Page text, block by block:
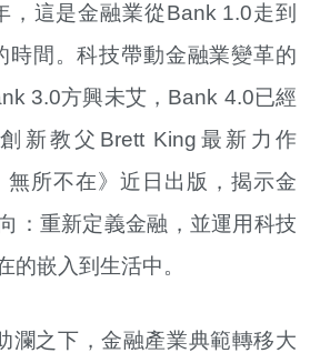
這是金融業從Bank 1.0走到
時間。科技帶動金融業變革的
3.0方興未艾，Bank 4.0已經
新教父Brett King最新力作
無所不在》近日出版，揭示金
：重新定義金融，並運用科技
的嵌入到生活中。
瀾之下，金融產業典範轉移大